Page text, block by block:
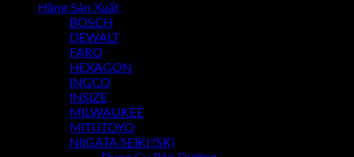
Chưa có sản phẩm trong giỏ hàng.
Hãng Sản Xuất
BOSCH
DEWALT
FARO
HEXAGON
INGCO
INSIZE
MILWAUKEE
MITUTOYO
NIIGATA SEIKI (SK)